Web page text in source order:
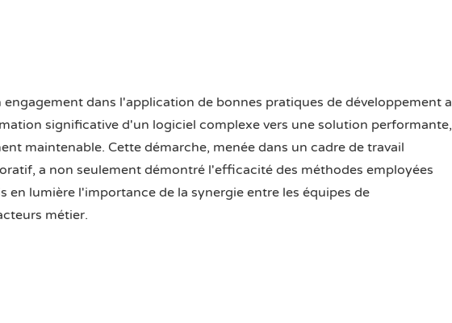
engagement dans l'application de bonnes pratiques de développement a
significative d'un logiciel complexe vers une solution performante,
maintenable. Cette démarche, menée dans un cadre de travail
a non seulement démontré l'efficacité des méthodes employées
en lumière l'importance de la synergie entre les équipes de
métier.